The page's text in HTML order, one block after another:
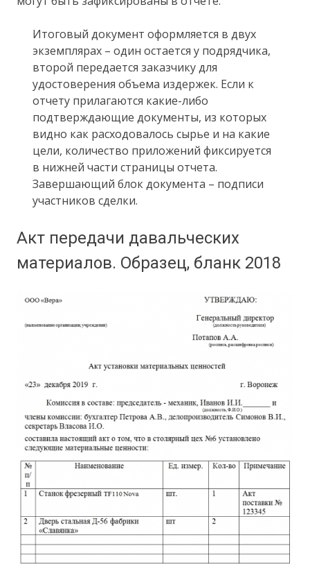
Итоговый документ оформляется в двух
экземплярах – один остается у подрядчика,
второй передается заказчику для
удостоверения объема издержек. Если к
отчету прилагаются какие-либо
подтверждающие документы, из которых
видно как расходовалось сырье и на какие
цели, количество приложений фиксируется
в нижней части страницы отчета.
Завершающий блок документа – подписи
участников сделки.
Акт передачи давальческих
материалов. Образец, бланк 2018